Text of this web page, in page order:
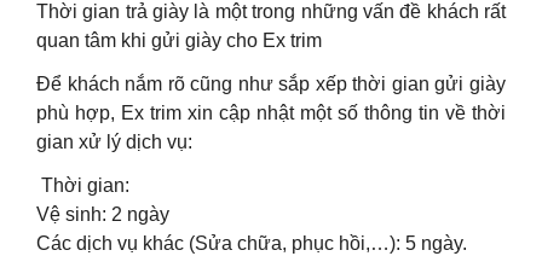
Thời gian trả giày là một trong những vấn đề khách rất
quan tâm khi gửi giày cho Ex trim
Để khách nắm rõ cũng như sắp xếp thời gian gửi giày
phù hợp, Ex trim xin cập nhật một số thông tin về thời
gian xử lý dịch vụ:
Thời gian:
Vệ sinh: 2 ngày
Các dịch vụ khác (Sửa chữa, phục hồi,…): 5 ngày.